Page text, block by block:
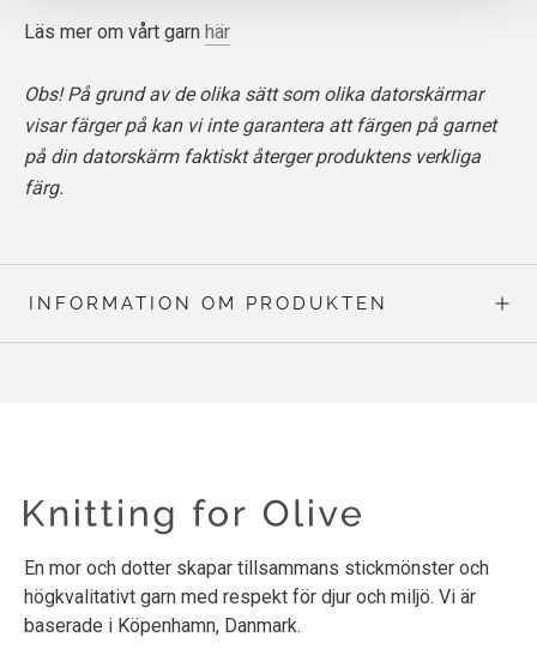
Läs mer om vårt garn här
Obs! På grund av de olika sätt som olika datorskärmar
visar färger på kan vi inte garantera att färgen på garnet
på din datorskärm faktiskt återger produktens verkliga
färg.
INFORMATION OM PRODUKTEN
En mor och dotter skapar tillsammans stickmönster och
högkvalitativt garn med respekt för djur och miljö. Vi är
baserade i Köpenhamn, Danmark.